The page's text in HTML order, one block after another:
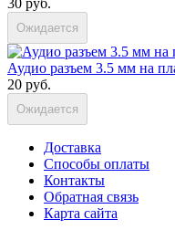
Ожидается
Аудио разъем 3.5 мм на
20 руб.
Ожидается
Доставка
Способы оплаты
Контакты
Обратная связь
Карта сайта